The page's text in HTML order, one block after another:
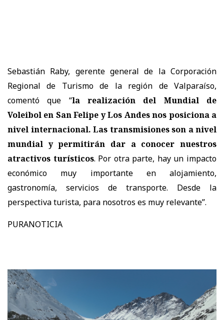
Sebastián Raby, gerente general de la Corporación
Regional de Turismo de la región de Valparaíso,
comentó que “la realización del Mundial de
Voleibol en San Felipe y Los Andes nos posiciona a
nivel internacional. Las transmisiones son a nivel
mundial y permitirán dar a conocer nuestros
atractivos turísticos. Por otra parte, hay un impacto
económico muy importante en alojamiento,
gastronomía, servicios de transporte. Desde la
perspectiva turista, para nosotros es muy relevante”.
PURANOTICIA